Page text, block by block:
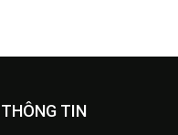
THÔNG TIN